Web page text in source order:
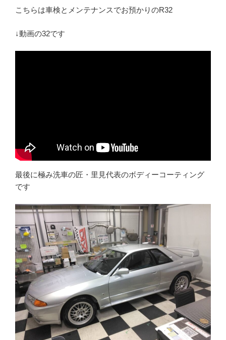
こちらは車検とメンテナンスでお預かりのR32
↓動画の32です
最後に極み洗車の匠・里見代表のボディーコーティング
です